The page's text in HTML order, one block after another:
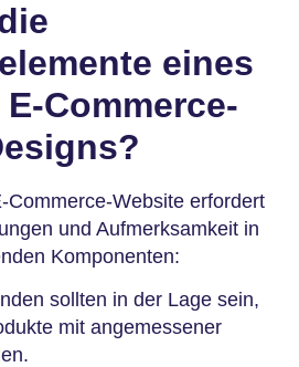
eines
Commerce-
Commerce-Website erfordert
und Aufmerksamkeit in
Komponenten:
sollten in der Lage sein,
mit angemessener